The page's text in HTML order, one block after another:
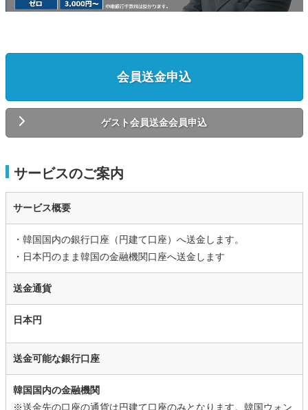
会員送金申込
ゲスト会員送金会員申込
サービスのご案内
サービス概要
・韓国国内の銀行口座（円建て口座）へ送金します。
・日本円のまま韓国の金融機関口座へ送金します
送金通貨
日本円
送金可能な銀行口座
韓国国内の金融機関
※送金先の口座の通貨は円建て口座のみとなります。韓国ウォン